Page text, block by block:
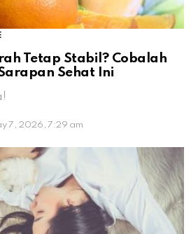
Tetap Stabil? Cobalah
Sehat Ini
7, 2026, 7:29 am